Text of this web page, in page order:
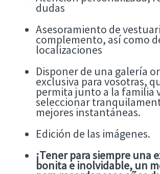
dudas
Asesoramiento de
complemento, así como
localizaciones
Disponer de una galería
exclusiva para vosotras,
permita junto a la familia
seleccionar
mejores instantáneas.
Edición de las imágenes.
¡Tener para siempre una
bonita e inolvidable, un